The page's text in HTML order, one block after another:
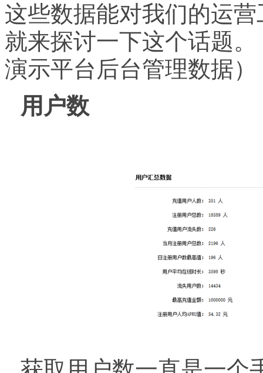
这些数据能对我们的运
就来探讨一下这个话题
演示平台后台管理数据）
用户数